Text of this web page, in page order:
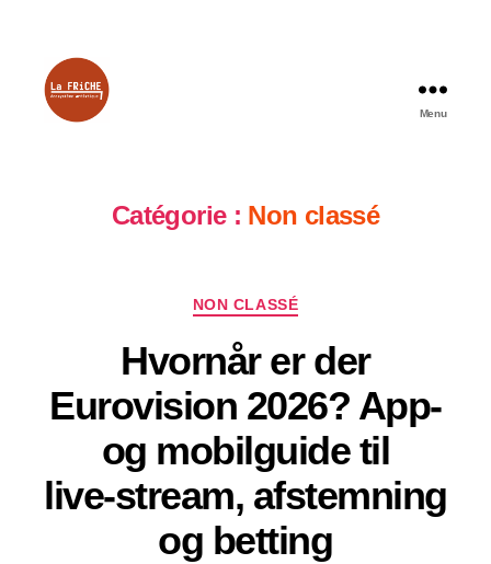
Menu
Catégorie : Non classé
Catégories
NON CLASSÉ
Hvornår er der
Eurovision 2026? App‑
og mobilguide til
live‑stream, afstemning
og betting